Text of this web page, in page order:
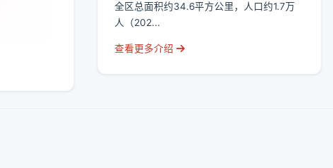
全区总面积约34.6平方公里，人口约1.7万
人（202...
查看更多介绍